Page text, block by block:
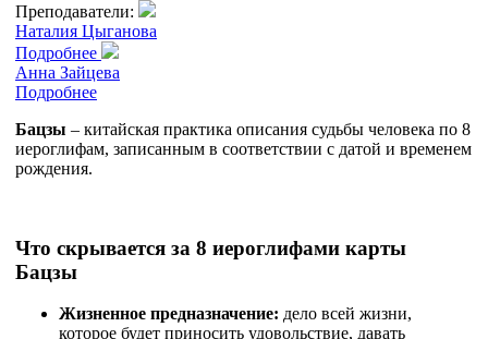
Преподаватели:
Наталия Цыганова
Подробнее
Анна Зайцева
Подробнее
Бацзы – китайская практика описания судьбы человека по 8
иероглифам, записанным в соответствии с датой и временем
рождения.
Что скрывается за 8 иероглифами карты
Бацзы
Жизненное предназначение: дело всей жизни,
которое будет приносить удовольствие, давать